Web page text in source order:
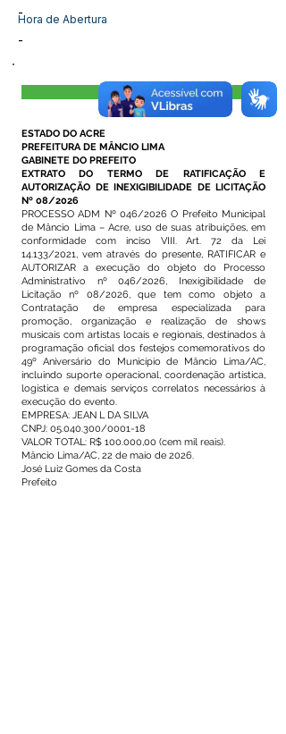
-
Hora de Abertura
-
Visualizar
ESTADO DO ACRE
PREFEITURA DE MÂNCIO LIMA
GABINETE DO PREFEITO
EXTRATO DO TERMO DE RATIFICAÇÃO E
AUTORIZAÇÃO DE INEXIGIBILIDADE DE LICITAÇÃO
Nº 08/2026
PROCESSO ADM Nº 046/2026 O Prefeito Municipal
de Mâncio Lima – Acre, uso de suas atribuições, em
conformidade com inciso VIII. Art. 72 da Lei
14.133/2021, vem através do presente, RATIFICAR e
AUTORIZAR a execução do objeto do Processo
Administrativo nº 046/2026, Inexigibilidade de
Licitação nº 08/2026, que tem como objeto a
Contratação de empresa especializada para
promoção, organização e realização de shows
musicais com artistas locais e regionais, destinados à
programação oficial dos festejos comemorativos do
49º Aniversário do Município de Mâncio Lima/AC,
incluindo suporte operacional, coordenação artística,
logística e demais serviços correlatos necessários à
execução do evento.
EMPRESA: JEAN L DA SILVA
CNPJ: 05.040.300/0001-18
VALOR TOTAL: R$ 100.000,00 (cem mil reais).
Mâncio Lima/AC, 22 de maio de 2026.
José Luiz Gomes da Costa
Prefeito